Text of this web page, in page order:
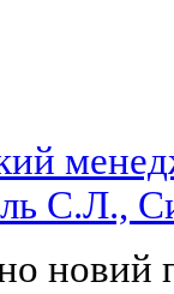
С.Л.,
новий